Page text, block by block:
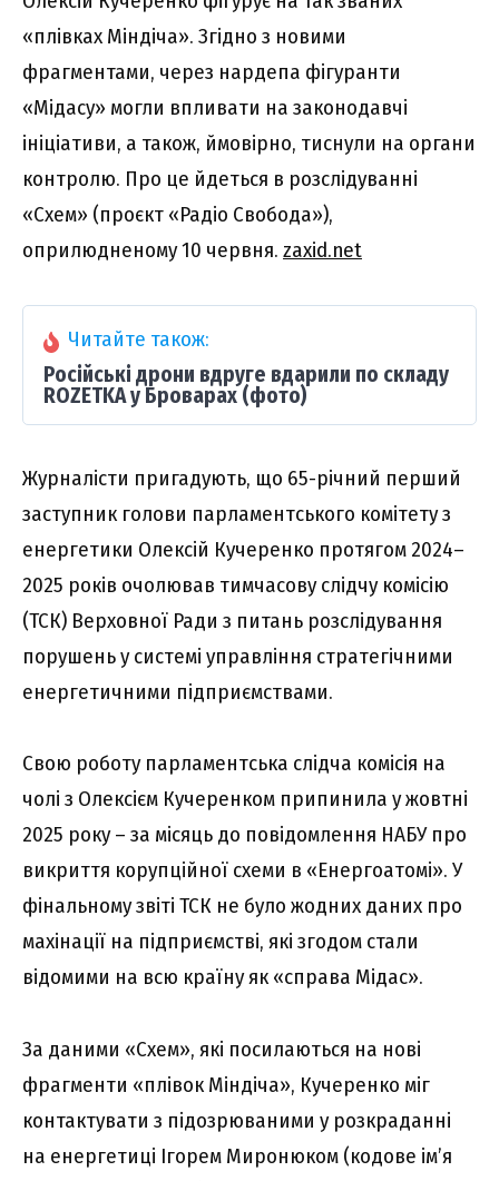
«плівках Міндіча». Згідно з новими
фрагментами, через нардепа фігуранти
«Мідасу» могли впливати на законодавчі
ініціативи, а також, ймовірно, тиснули на органи
контролю. Про це йдеться в розслідуванні
«Схем» (проєкт «Радіо Свобода»),
оприлюдненому 10 червня. zaxid.net
Читайте також:
Російські дрони вдруге вдарили по складу
ROZETKA у Броварах (фото)
Журналісти пригадують, що 65-річний перший
заступник голови парламентського комітету з
енергетики Олексій Кучеренко протягом 2024–
2025 років очолював тимчасову слідчу комісію
(ТСК) Верховної Ради з питань розслідування
порушень у системі управління стратегічними
енергетичними підприємствами.
Свою роботу парламентська слідча комісія на
чолі з Олексієм Кучеренком припинила у жовтні
2025 року – за місяць до повідомлення НАБУ про
викриття корупційної схеми в «Енергоатомі». У
фінальному звіті ТСК не було жодних даних про
махінації на підприємстві, які згодом стали
відомими на всю країну як «справа Мідас».
За даними «Схем», які посилаються на нові
фрагменти «плівок Міндіча», Кучеренко міг
контактувати з підозрюваними у розкраданні
на енергетиці Ігорем Миронюком (кодове ім’я